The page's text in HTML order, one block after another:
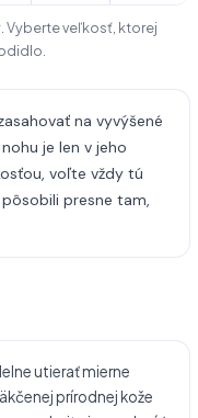
Vyberte veľkosť, ktorej
na vyvýšené
je len v jeho
voľte vždy tú
presne tam,
utierať mierne
prírodnej kože